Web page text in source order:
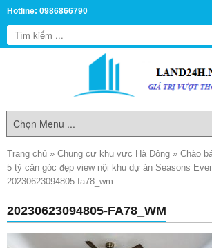
Hotline: 0986866790
Trang chủ » Chung cư khu vực Hà Đông » Chào
5 tỷ căn góc đẹp view nội khu dự án Seasons
20230623094805-fa78_wm
20230623094805-FA78_WM